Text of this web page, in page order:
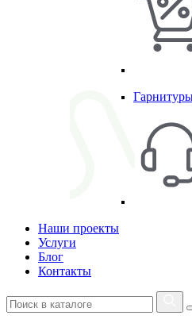
Наши проекты
Услуги
Блог
Контакты